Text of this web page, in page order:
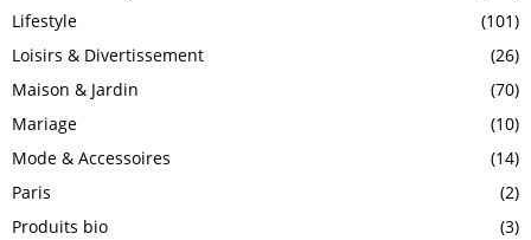
Lifestyle
(101)
Loisirs & Divertissement
(26)
Maison & Jardin
(70)
Mariage
(10)
Mode & Accessoires
(14)
Paris
(2)
Produits bio
(3)